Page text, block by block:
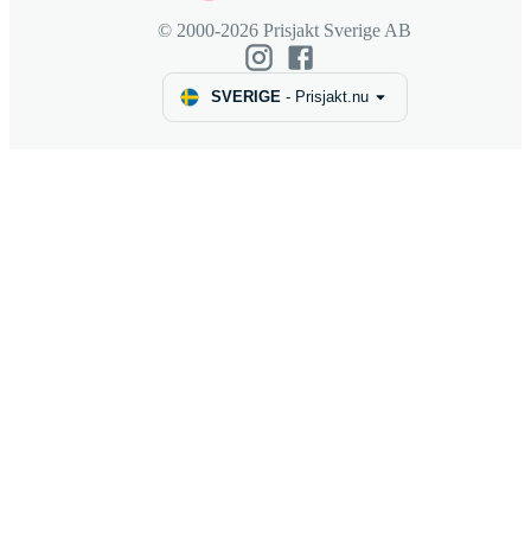
© 2000-2026 Prisjakt Sverige AB
SVERIGE- Prisjakt.nu